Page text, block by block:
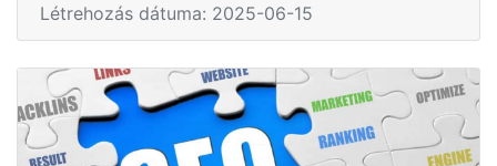
Létrehozás dátuma: 2025-06-15